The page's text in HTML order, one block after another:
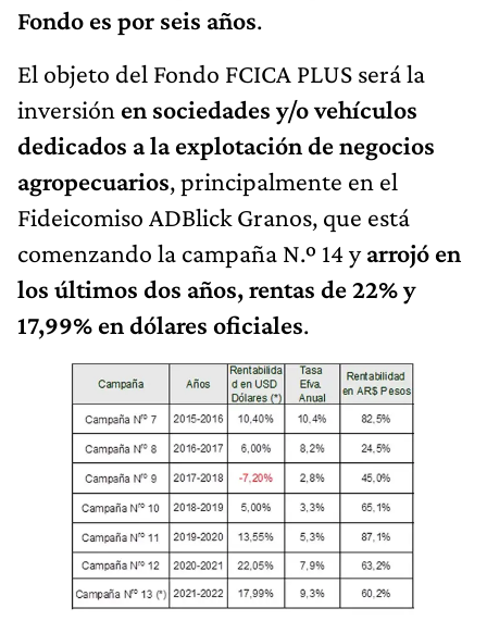
Fondo es por seis años.
El objeto del Fondo FCICA PLUS será la
inversión en sociedades y/o vehículos
dedicados a la explotación de negocios
agropecuarios, principalmente en el
Fideicomiso ADBlick Granos, que está
comenzando la campaña N.º 14 yarrojó en
los últimos dos años, rentas de 22% y
17,99% en dólares oficiales.